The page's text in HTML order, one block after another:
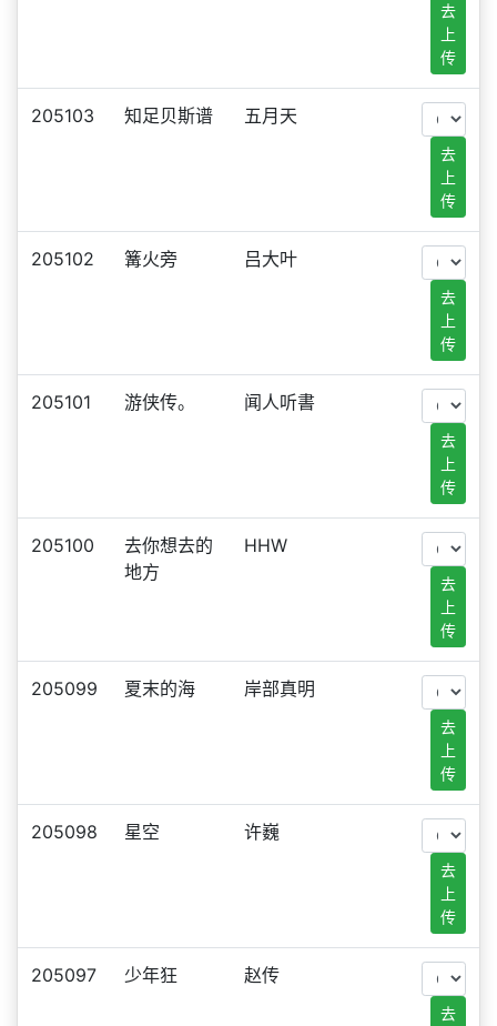
去
上
传
205103 知足贝斯谱 五月天
去
上
传
205102 篝火旁 吕大叶
去
上
传
205101 游侠传。 闻人听書
去
上
传
205100
去你想去的
地方
HHW
去
上
传
205099 夏末的海 岸部真明
去
上
传
205098 星空 许巍
去
上
传
205097 少年狂 赵传
去